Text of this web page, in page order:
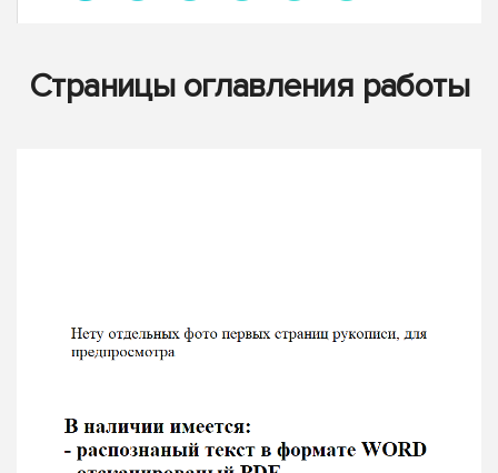
Страницы оглавления работы